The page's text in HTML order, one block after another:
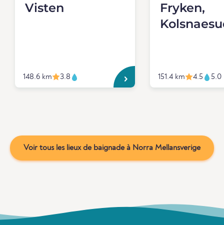
Visten
148.6 km 3.8
Fryken,
151.4 km 4.5 5.0
Voir tous les lieux de baignade à Norra Mellansverige